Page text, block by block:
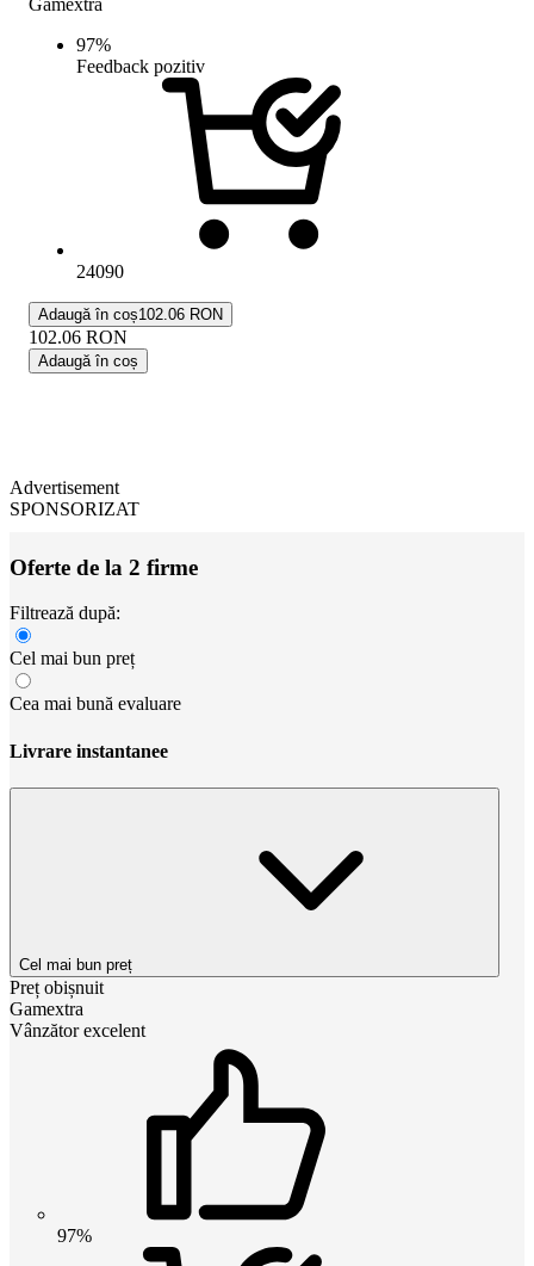
97%
Feedback pozitiv
24090
Adaugă în coș102.06 RON
102.06 RON
Adaugă în coș
Advertisement
SPONSORIZAT
Oferte de la 2 firme
Filtrează după:
Cel mai bun preț
Cea mai bună evaluare
Livrare instantanee
Cel mai bun preț
Preț obișnuit
Gamextra
Vânzător excelent
97%